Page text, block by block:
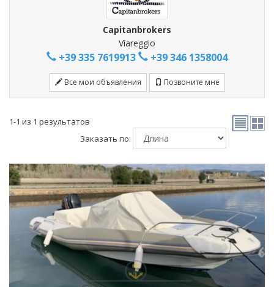
Capitanbrokers
Viareggio
+39 335 7619913 +39 346 1358004
Все мои объявления Позвоните мне
1-1 из 1 результатов
Заказать по: